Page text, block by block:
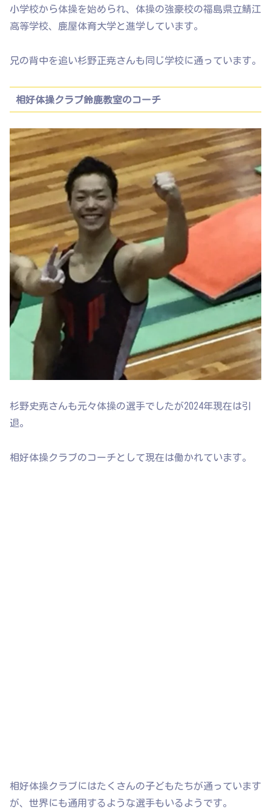
小学校から体操を始められ、体操の強豪校の福島県立鯖江
高等学校、鹿屋体育大学と進学しています。
兄の背中を追い杉野正尭さんも同じ学校に通っています。
相好体操クラブ鈴鹿教室のコーチ
杉野史尭さんも元々体操の選手でしたが2024年現在は引
退。
相好体操クラブのコーチとして現在は働かれています。
相好体操クラブにはたくさんの子どもたちが通っています
が、世界にも通用するような選手もいるようです。